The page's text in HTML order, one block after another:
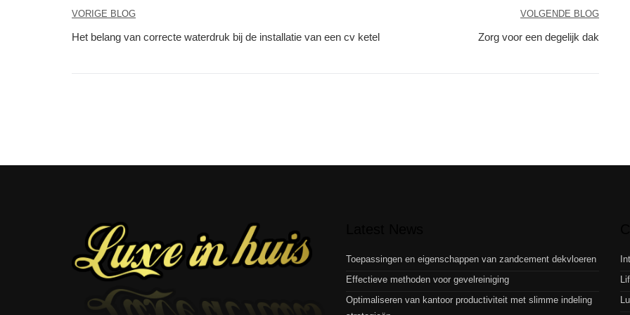
Berichtnavigatie
VORIGE BLOG
Het belang van correcte waterdruk bij de installatie van een cv ketel
VOLGENDE BLOG
Zorg voor een degelijk dak
Toepassingen en eigenschappen van zandcement dekvloeren
Effectieve methoden voor gevelreiniging
Optimaliseren van kantoor productiviteit met slimme indeling